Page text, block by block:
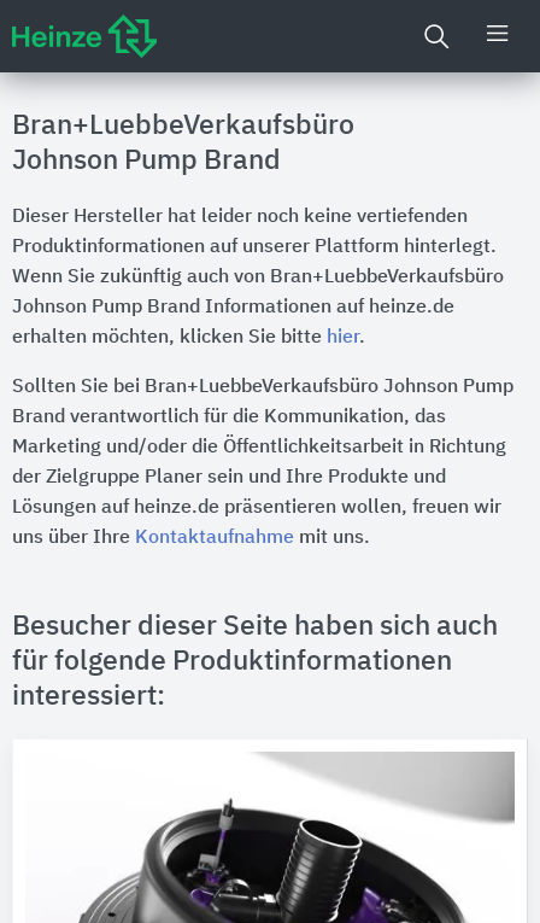
Bran+LuebbeVerkaufsbüro
Johnson Pump Brand
Dieser Hersteller hat leider noch keine vertiefenden
Produktinformationen auf unserer Plattform hinterlegt.
Wenn Sie zukünftig auch von Bran+LuebbeVerkaufsbüro
Johnson Pump Brand Informationen auf heinze.de
erhalten möchten, klicken Sie bitte hier.
Sollten Sie bei Bran+LuebbeVerkaufsbüro Johnson Pump
Brand verantwortlich für die Kommunikation, das
Marketing und/oder die Öffentlichkeitsarbeit in Richtung
der Zielgruppe Planer sein und Ihre Produkte und
Lösungen auf heinze.de präsentieren wollen, freuen wir
uns über Ihre Kontaktaufnahme mit uns.
Besucher dieser Seite haben sich auch
für folgende Produktinformationen
interessiert: